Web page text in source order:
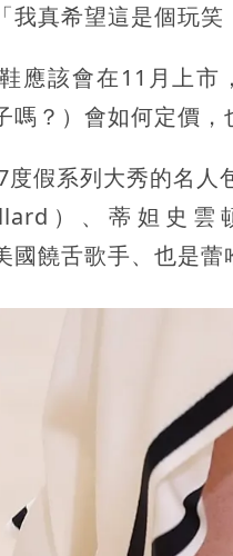
我真希望這是個玩笑
應該會在11月上
嗎？）會如何定價，
假系列大秀的名
）、蒂妲史雲
饒舌歌手、也是蕾